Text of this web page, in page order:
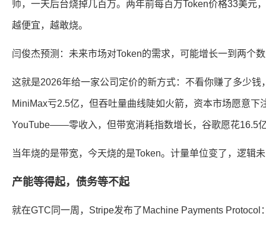
师，一天后台烧掉几百万。两年前每百万Token价格33美元
越便宜，越敢烧。
闫俊杰预测：未来市场对Token的需求，可能增长一到两个
这就是2026年给一家公司定价的新方式：不看你赚了多少钱
MiniMax亏2.5亿，但吞吐量曲线陡如火箭，资本市场愿意下
YouTube——零收入，但带宽消耗指数增长，谷歌愿花16.5
当年烧的是带宽，今天烧的是Token。计量单位变了，逻辑
产能等得起，债务等不起
就在GTC同一周，Stripe发布了Machine Payments Protocol